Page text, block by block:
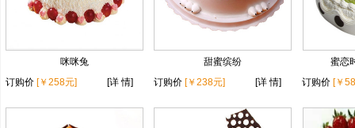
咪咪兔
订购价 [￥258元] [详 情]
甜蜜缤纷
订购价 [￥238元] [详 情]
蜜恋
订购价 [￥